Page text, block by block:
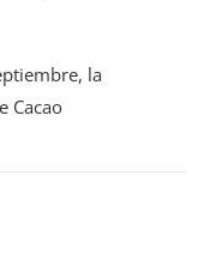
la
Cacao